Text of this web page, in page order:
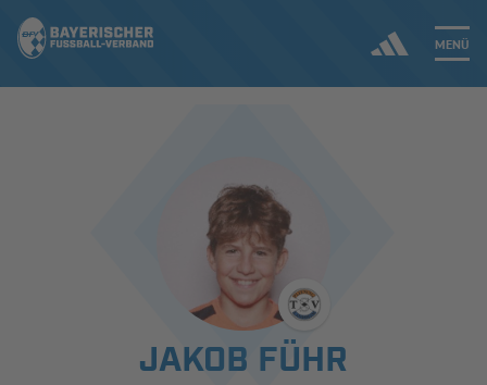
MENÜ
ERGEBNISSE & WETTBEWERBE
SPIELBETRIEB & VERBANDSLEBEN
AUSBILDUNG & FÖRDERUNG
JAKOB FÜHR